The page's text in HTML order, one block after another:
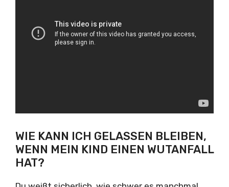
WIE KANN ICH GELASSEN BLEIBEN,
WENN MEIN KIND EINEN WUTANFALL
HAT?